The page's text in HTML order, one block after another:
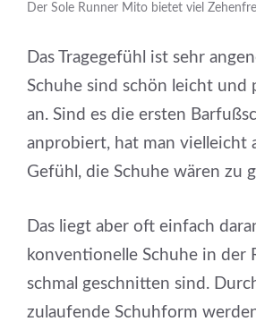
Der Sole Runner Mito bietet viel
Das Tragegefühl ist sehr
Schuhe sind schön leicht und
an. Sind es die ersten
anprobiert, hat man vielleicht
Gefühl, die Schuhe wären zu
Das liegt aber oft einfach
konventionelle Schuhe in der
schmal geschnitten sind.
zulaufende Schuhform